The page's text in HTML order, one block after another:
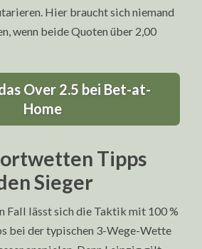
Hier braucht sich niemand
wenn beide Quoten über 2,00
Over 2.5 bei Bet-at-
Home
Tipps
Sieger
Fall lässt sich die Taktik mit 100 %
bei der typischen 3-Wege-Wette